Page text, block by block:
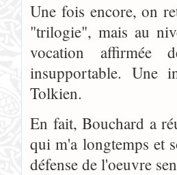
Une fois encore, on
"trilogie", mais au
vocation affirmée
insupportable. Une
Tolkien.
En fait, Bouchard a
qui m'a longtemps et
défense de l'oeuvre